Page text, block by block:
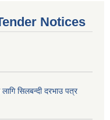
Notices
सिलबन्दी दरभाउ पत्र